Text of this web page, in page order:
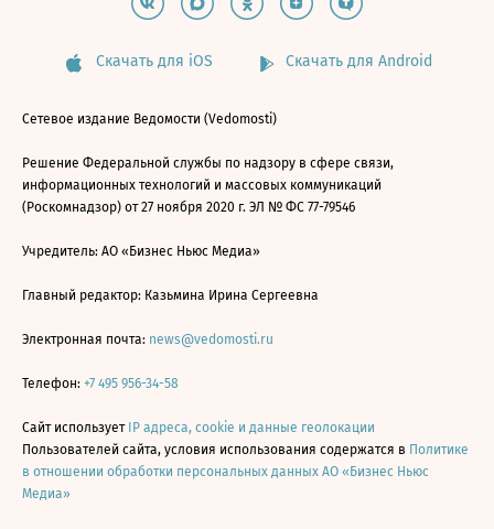
Скачать для iOS Скачать для Android
Сетевое издание Ведомости (Vedomosti)
Решение Федеральной службы по надзору в сфере связи,
информационных технологий и массовых коммуникаций
(Роскомнадзор) от 27 ноября 2020 г. ЭЛ № ФС 77-79546
Учредитель: АО «Бизнес Ньюс Медиа»
Главный редактор: Казьмина Ирина Сергеевна
Электронная почта: news@vedomosti.ru
Телефон: +7 495 956-34-58
Сайт использует IP адреса, cookie и данные геолокации
Пользователей сайта, условия использования содержатся в Политике
в отношении обработки персональных данных АО «Бизнес Ньюс
Медиа»